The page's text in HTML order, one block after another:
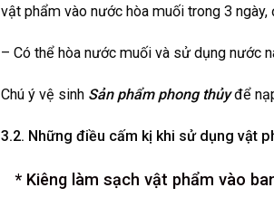
vật phẩm vào nước hòa muối trong 3
– Có thể hòa nước muối và sử dụng nước
Chú ý vệ sinh Sản phẩm phong thủyđể
3.2. Những điều cấm kị khi sử dụng vật
* Kiêng làm sạch vật phẩm vào